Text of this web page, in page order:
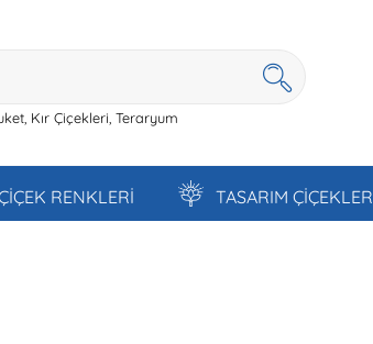
Kır Çiçekleri, Teraryum
RENKLERİ TASARIM ÇİÇEKLER